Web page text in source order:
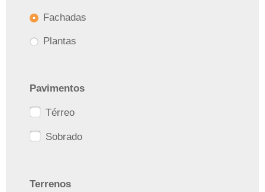
Fachadas
Plantas
Pavimentos
Térreo
Sobrado
Terrenos